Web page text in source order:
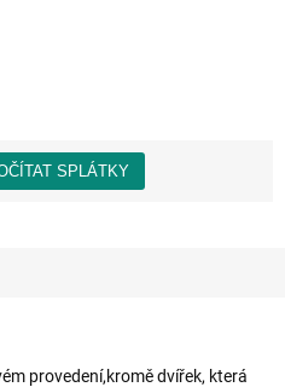
provedení,kromě dvířek, která